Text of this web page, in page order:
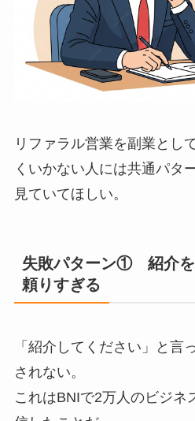
リファラル営業を副業とし
くいかない人には共通パタ
見ていてほしい。
失敗パターン① 紹介を
頼りすぎる
「紹介してください」と言
されない。
これはBNIで2万人のビジネ